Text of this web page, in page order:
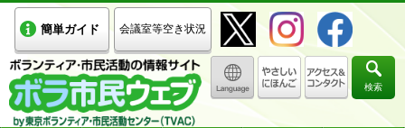
簡単ガイド 会議室等空き状況
検索